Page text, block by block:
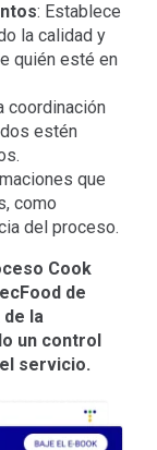
: Establece
la calidad y
quién esté en
coordinación
estén
que
como
del proceso.
Cook
de
la
un control
servicio.